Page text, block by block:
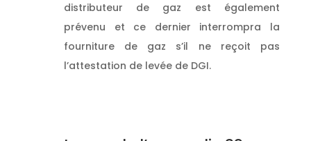
distributeur de gaz est également
prévenu et ce dernier interrompra la
fourniture de gaz s’il ne reçoit pas
l’attestation de levée de DGI.